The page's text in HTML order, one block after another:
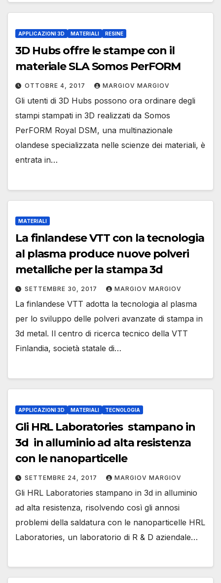
APPLICAZIONI 3D MATERIALI RESINE
3D Hubs offre le stampe con il
materiale SLA Somos PerFORM
OTTOBRE 4, 2017 MARGIOV MARGIOV
Gli utenti di 3D Hubs possono ora ordinare degli
stampi stampati in 3D realizzati da Somos
PerFORM Royal DSM, una multinazionale
olandese specializzata nelle scienze dei materiali, è
entrata in…
MATERIALI
La finlandese VTT con la tecnologia
al plasma produce nuove polveri
metalliche per la stampa 3d
SETTEMBRE 30, 2017 MARGIOV MARGIOV
La finlandese VTT adotta la tecnologia al plasma
per lo sviluppo delle polveri avanzate di stampa in
3d metal. Il centro di ricerca tecnico della VTT
Finlandia, società statale di…
APPLICAZIONI 3D MATERIALI TECNOLOGIA
Gli HRL Laboratories stampano in
3d in alluminio ad alta resistenza
con le nanoparticelle
SETTEMBRE 24, 2017 MARGIOV MARGIOV
Gli HRL Laboratories stampano in 3d in alluminio
ad alta resistenza, risolvendo così gli annosi
problemi della saldatura con le nanoparticelle HRL
Laboratories, un laboratorio di R & D aziendale…